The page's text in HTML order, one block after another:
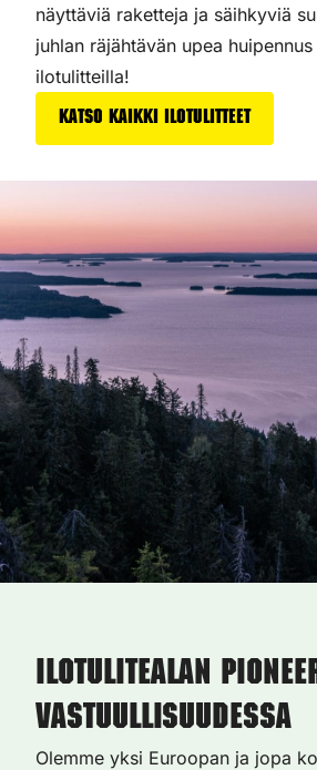
näyttäviä raketteja ja säihkyviä
juhlan räjähtävän upea
ilotulitteilla!
Katso kaikki ilotulitteet
Ilotulitealan
vastuullisuudessa
Olemme yksi Euroopan ja jopa